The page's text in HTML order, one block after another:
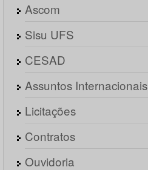
Ascom
Sisu UFS
CESAD
Assuntos Internacionais
Licitações
Contratos
Ouvidoria